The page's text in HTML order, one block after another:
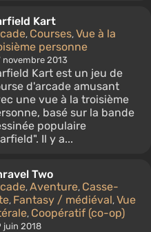
Kart
, Courses, Vue à la
personne
novembre 2013
Kart est un jeu de
d'arcade amusant
une vue à la troisième
basé sur la bande
populaire
Il y a...
Two
, Aventure, Casse-
, Fantasy / médiéval, Vue
, Coopératif (co-op)
juin 2018